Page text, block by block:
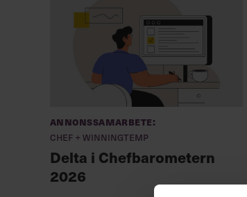
Annonssamarbete:
Chef + Winningtemp
Delta i Chefbarometern
2026